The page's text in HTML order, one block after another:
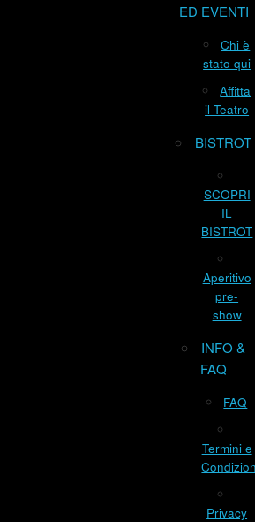
ED EVENTI
Chi è
stato qui
Affitta
il Teatro
BISTROT
SCOPRI
IL
BISTROT
Aperitivo
pre-
show
INFO &
FAQ
FAQ
Termini e
Privacy